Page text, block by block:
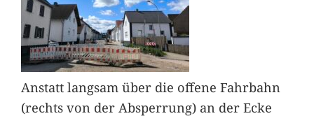
Anstatt langsam über die offene Fahrbahn
(rechts von der Absperrung) an der Ecke